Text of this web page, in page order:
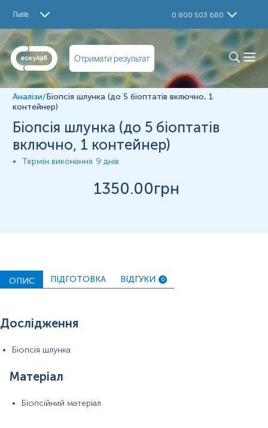
Львів 0 800 503 680
Отримати результат
Біопсія шлунка
Матеріал
Біопсійний матеріал
*Одиниці вимірювання, референтні значення та діапазон
тест-систем.
ПІБ пацієнта, дату народження,
Аналізи/Біопсія шлунка (до 5 біоптатів включно, 1
контейнер)
Біопсія шлунка (до 5 біоптатів
включно, 1 контейнер)
Термін виконання 9 днів
1350.00грн
ОПИС ПІДГОТОВКА ВІДГУКИ 0
Дослідження
Біопсія шлунка
Матеріал
Біопсійний матеріал